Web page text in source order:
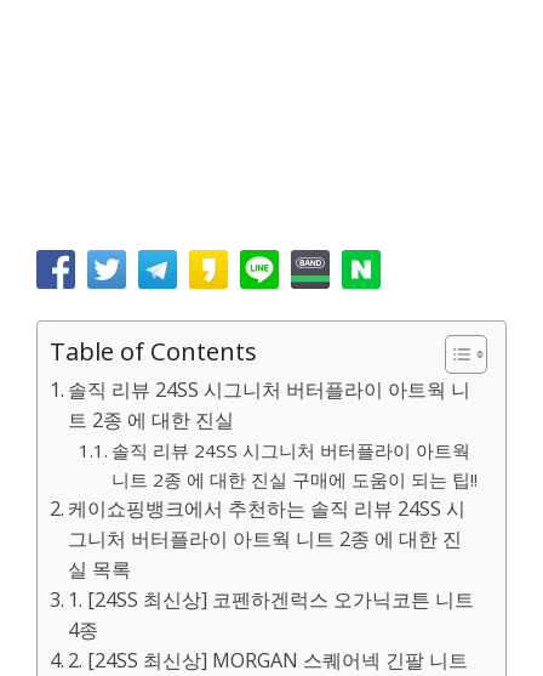
Table of Contents
솔직 리뷰 24SS 시그니처 버터플라이 아트웍 니
트 2종 에 대한 진실
솔직 리뷰 24SS 시그니처 버터플라이 아트웍
니트 2종 에 대한 진실 구매에 도움이 되는 팁!!
케이쇼핑뱅크에서 추천하는 솔직 리뷰 24SS 시
그니처 버터플라이 아트웍 니트 2종 에 대한 진
실 목록
1. [24SS 최신상] 코펜하겐럭스 오가닉코튼 니트
4종
2. [24SS 최신상] MORGAN 스퀘어넥 긴팔 니트